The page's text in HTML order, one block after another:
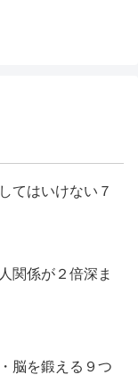
てはいけない７
関係が２倍深ま
脳を鍛える９つ